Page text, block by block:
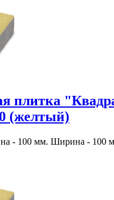
плитка
(желтый)
- 100 мм. Ширина - 100